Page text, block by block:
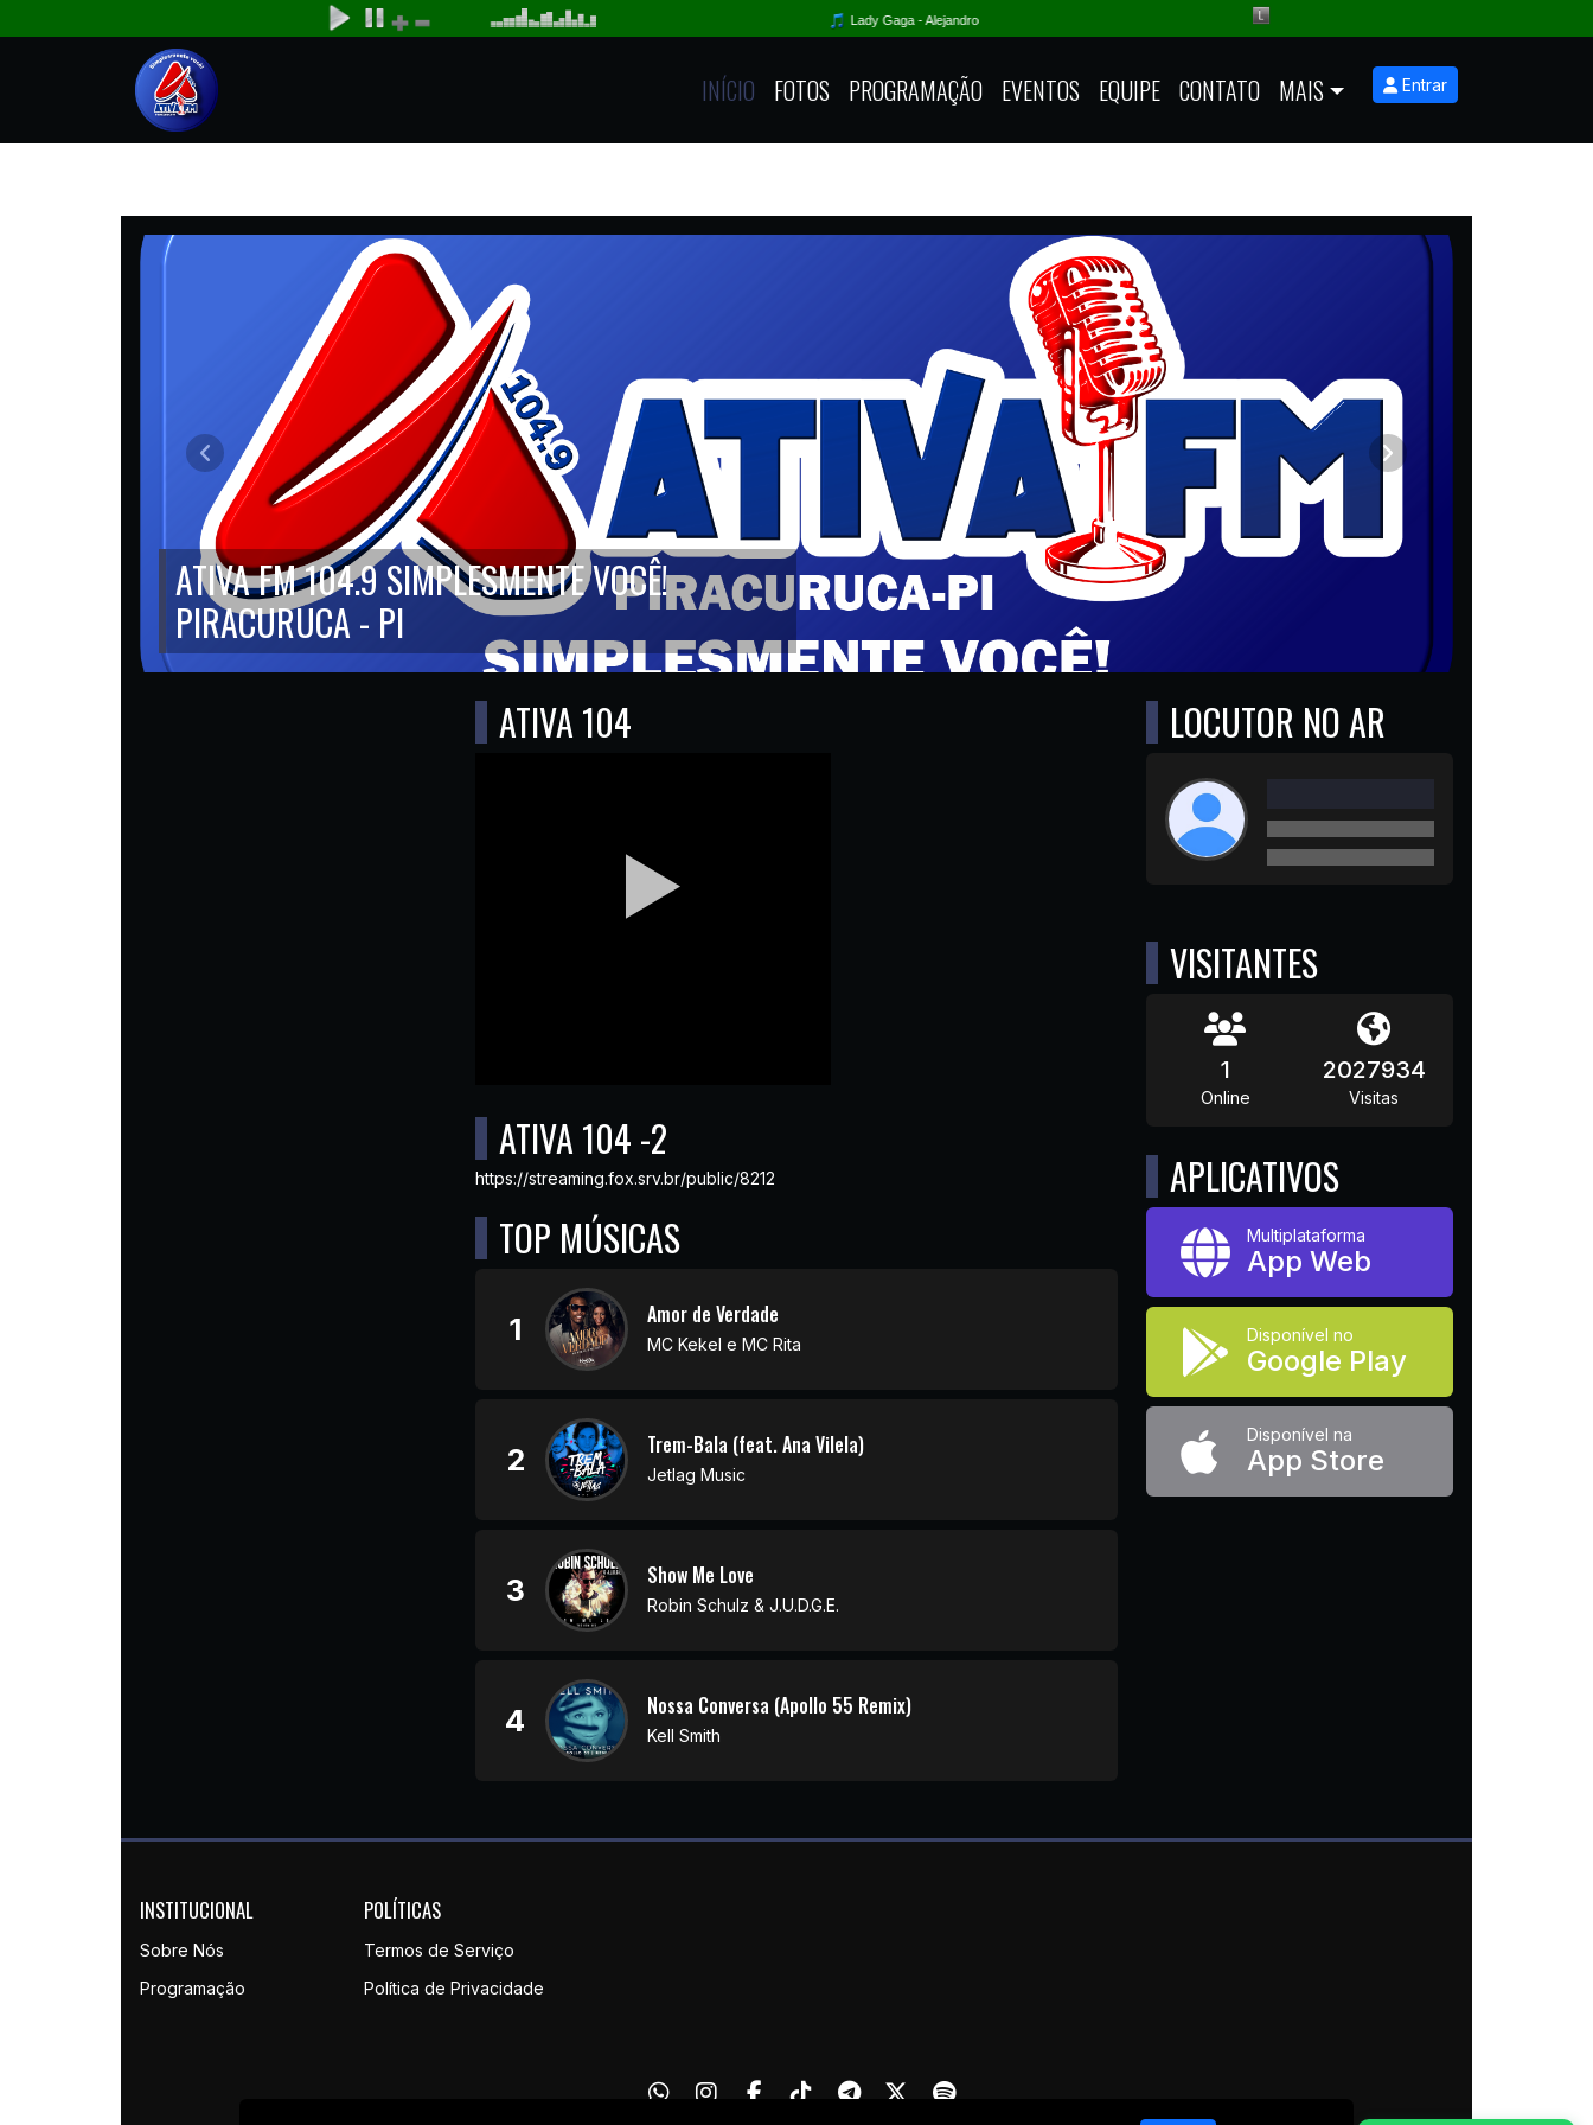
INÍCIO FOTOS PROGRAMAÇÃO EVENTOS EQUIPE CONTATO MAIS Entrar
ATIVA FM104.9 PIRACURUCA
ATIVA FM 104.9 SIMPLESMENTE VOCÊ!
PIRACURUCA - PI
Anterior Próximo
ATIVA 104
ATIVA 104 -2
https://streaming.fox.srv.br/public/8212
TOP MÚSICAS
1 Amor de Verdade
MC Kekel e MC Rita
2 Trem-Bala (feat. Ana Vilela)
Jetlag Music
3 Show Me Love
Robin Schulz & J.U.D.G.E.
4 Nossa Conversa (Apollo 55 Remix)
Kell Smith
LOCUTOR NO AR
VISITANTES
1
Online
2027934
Visitas
APLICATIVOS
Multiplataforma
App Web
Disponível no
Google Play
Disponível na
App Store
INSTITUCIONAL
Sobre Nós
Programação
POLÍTICAS
Termos de Serviço
Política de Privacidade